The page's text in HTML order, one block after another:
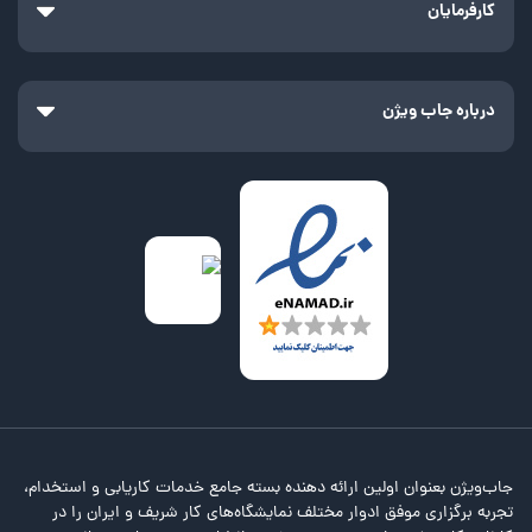
کارفرمایان
درباره جاب ویژن
جاب‌ویژن بعنوان اولین ارائه دهنده بسته جامع خدمات کاریابی و استخدام،
تجربه برگزاری موفق ادوار مختلف نمایشگاه‌های کار شریف و ایران را در